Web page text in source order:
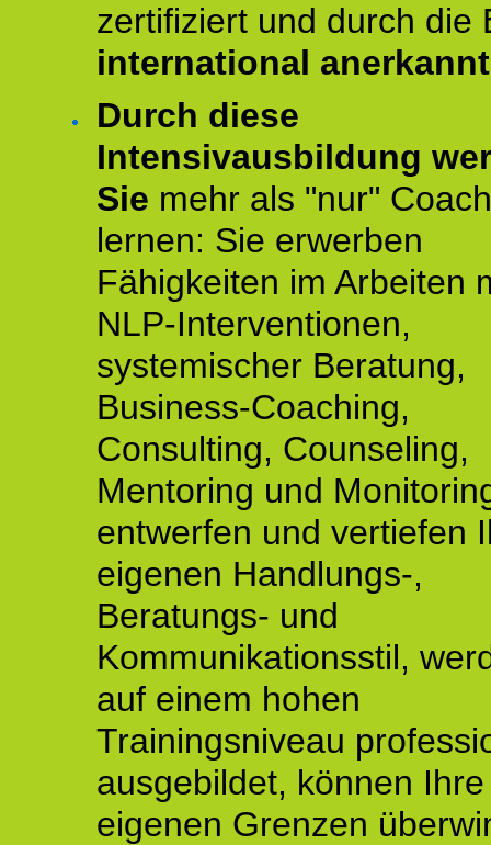
zertifiziert und durch die
international
Durch diese
Intensivausbildung
Sie mehr als "nur"
lernen: Sie erwerben
Fähigkeiten im Arbeiten
NLP-Interventionen,
systemischer Beratung,
Business-Coaching,
Consulting, Counseling,
Mentoring und
entwerfen und vertiefen
eigenen Handlungs-,
Beratungs- und
Kommunikationsstil,
auf einem hohen
Trainingsniveau
ausgebildet, können Ihre
eigenen Grenzen